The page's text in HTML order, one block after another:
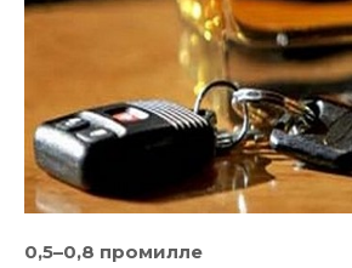
0,5–0,8 промилле